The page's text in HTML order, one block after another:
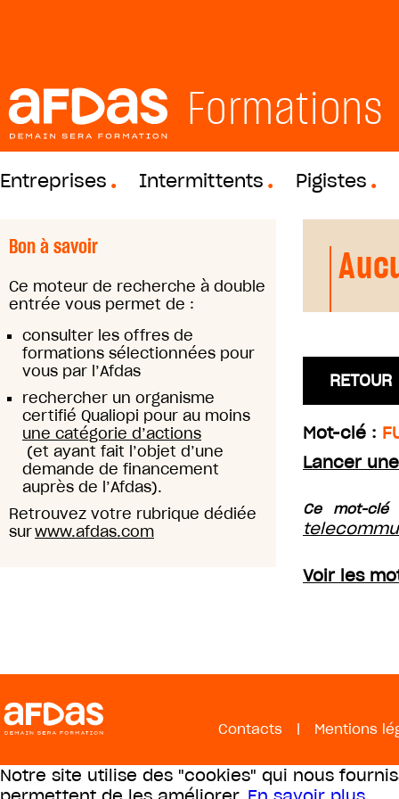
Formations
Entreprises Intermittents Pigistes
Bon à savoir
Ce moteur de recherche à double
entrée vous permet de :
consulter les offres de
formations sélectionnées pour
vous par l’Afdas
rechercher un organisme
certifié Qualiopi pour au moins
une catégorie d’actions
(et ayant fait l’objet d’une
demande de financement
auprès de l’Afdas).
Retrouvez votre rubrique dédiée
surwww.afdas.com
RETOUR
Mot-clé :
Lancer
Ce mot-clé
Voir les
Contacts | Mentions
Notre site utilise des "cookies" qui nous